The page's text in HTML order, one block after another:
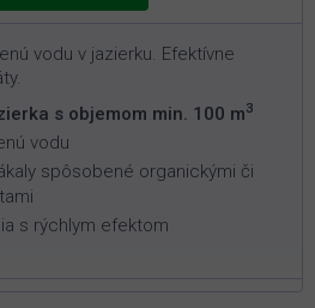
vodu v jazierku. Efektívne
s objemom min. 100 m3
vodu
spôsobené organickými či
s rýchlym efektom